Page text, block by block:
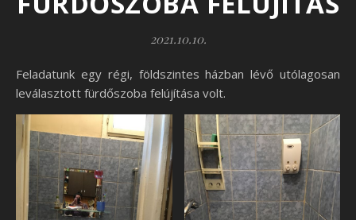
2021.10.10.
Feladatunk egy régi, földszintes házban lévő utólagosan
leválasztott fürdőszoba felújítása volt.